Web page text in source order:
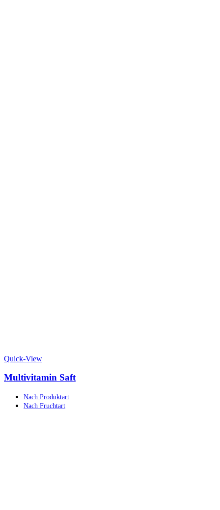
Quick-View
Multivitamin Saft
Nach Produktart
Nach Fruchtart